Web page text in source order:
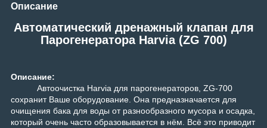
Описание
Автоматический дренажный клапан для
Парогенератора Harvia (ZG 700)
Описание:
Автоочистка Harvia для парогенераторов, ZG-700
сохранит Ваше оборудование. Она предназначается для
очищения бака для воды от разнообразного мусора и осадка,
который очень часто образовывается в нём. Всё это приводит